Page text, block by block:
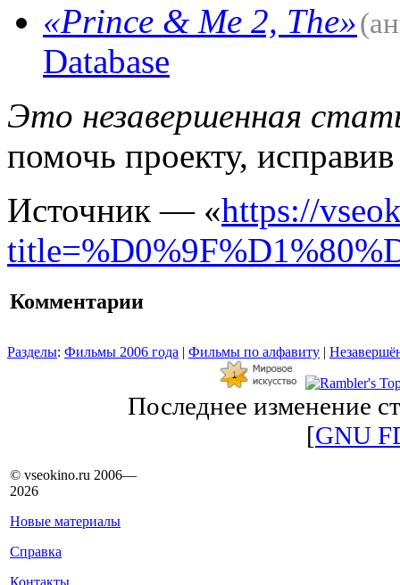
«Prince & Me 2, The»
Database
Это незавершенная
помочь проекту,
Источник — «https://
Комментарии
Разделы: Фильмы 2006 года | Фильмы по алфавиту |
Последнее изменение
[GNU
© vseokino.ru 2006—
2026
Новые материалы
Справка
Контакты